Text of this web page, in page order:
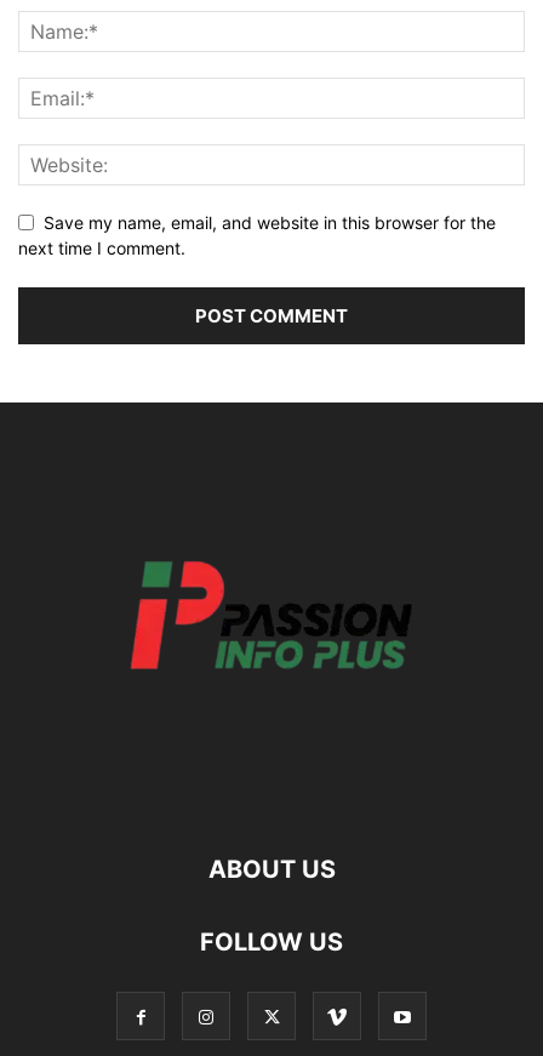
Save my name, email, and website in this browser for the
next time I comment.
ABOUT US
FOLLOW US